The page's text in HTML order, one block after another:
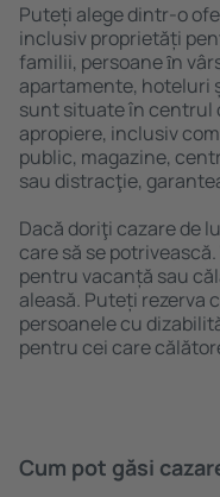
Puteți alege dintr-o
inclusiv proprietăți
familii, persoane ȋn
apartamente, hoteluri
sunt situate în centrul
apropiere, inclusiv
public, magazine,
sau distracţie,
Dacă doriţi cazare de
care să se
pentru vacanță sau
aleasă. Puteți rezerva
persoanele cu
pentru cei care
Cum pot găsi